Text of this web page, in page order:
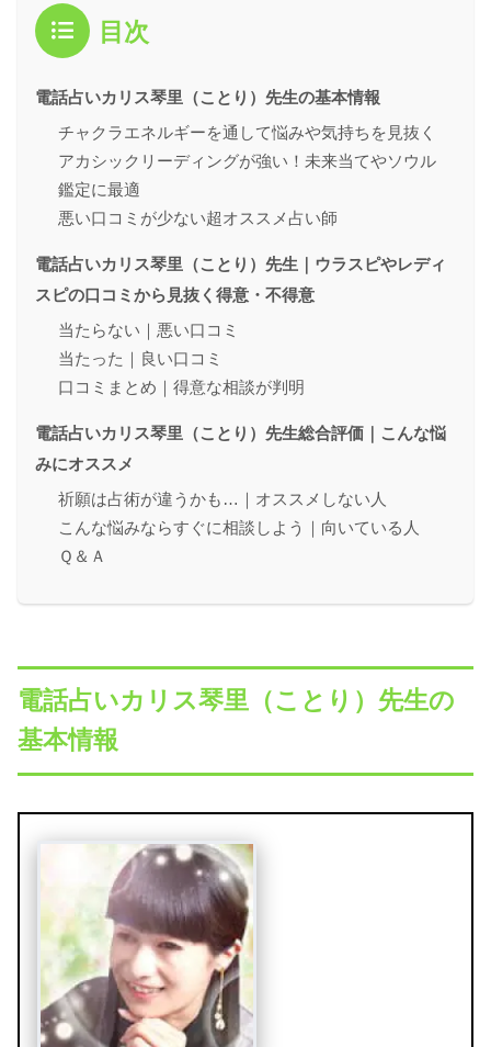
目次
電話占いカリス琴里（ことり）先生の基本情報
チャクラエネルギーを通して悩みや気持ちを見抜く
アカシックリーディングが強い！未来当てやソウル
鑑定に最適
悪い口コミが少ない超オススメ占い師
電話占いカリス琴里（ことり）先生｜ウラスピやレディ
スピの口コミから見抜く得意・不得意
当たらない｜悪い口コミ
当たった｜良い口コミ
口コミまとめ｜得意な相談が判明
電話占いカリス琴里（ことり）先生総合評価｜こんな悩
みにオススメ
祈願は占術が違うかも…｜オススメしない人
こんな悩みならすぐに相談しよう｜向いている人
Ｑ＆Ａ
電話占いカリス琴里（ことり）先生の
基本情報